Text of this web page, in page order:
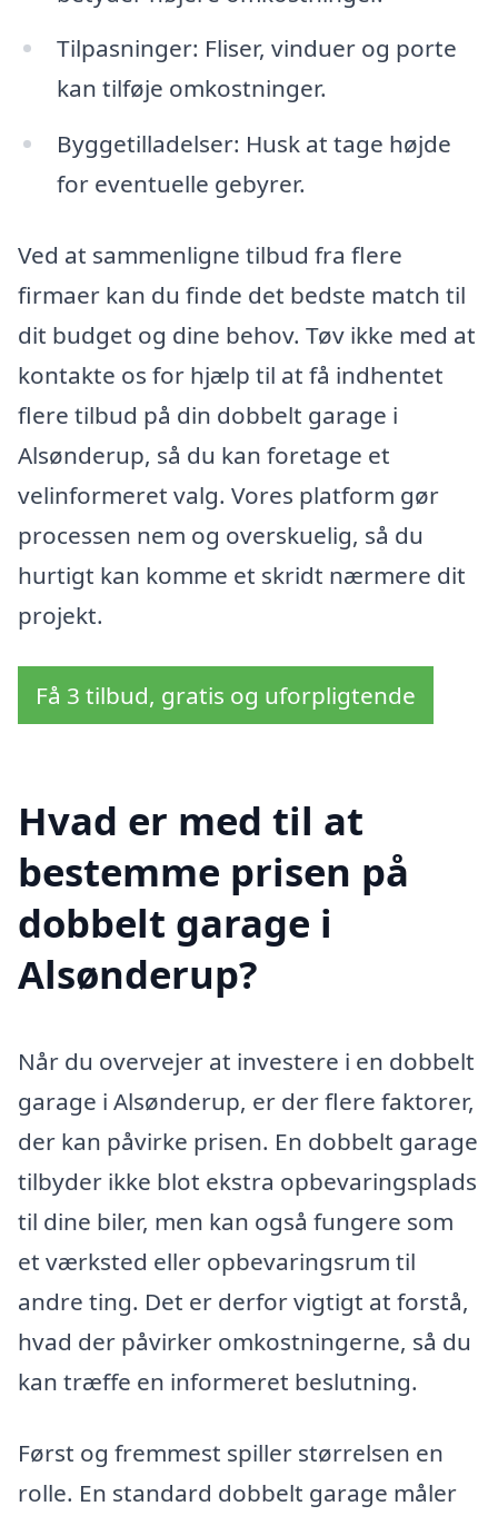
Tilpasninger: Fliser, vinduer og porte
kan tilføje omkostninger.
Byggetilladelser: Husk at tage højde
for eventuelle gebyrer.
Ved at sammenligne tilbud fra flere
firmaer kan du finde det bedste match til
dit budget og dine behov. Tøv ikke med at
kontakte os for hjælp til at få indhentet
flere tilbud på din dobbelt garage i
Alsønderup, så du kan foretage et
velinformeret valg. Vores platform gør
processen nem og overskuelig, så du
hurtigt kan komme et skridt nærmere dit
projekt.
Få 3 tilbud, gratis og uforpligtende
Hvad er med til at
bestemme prisen på
dobbelt garage i
Alsønderup?
Når du overvejer at investere i en dobbelt
garage i Alsønderup, er der flere faktorer,
der kan påvirke prisen. En dobbelt garage
tilbyder ikke blot ekstra opbevaringsplads
til dine biler, men kan også fungere som
et værksted eller opbevaringsrum til
andre ting. Det er derfor vigtigt at forstå,
hvad der påvirker omkostningerne, så du
kan træffe en informeret beslutning.
Først og fremmest spiller størrelsen en
rolle. En standard dobbelt garage måler